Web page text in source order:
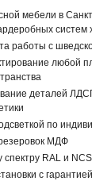
карты
товара
на
картой.
с
мебели в
систем
работы с
любой
деталей
по
МДФ
RAL и NCS
с